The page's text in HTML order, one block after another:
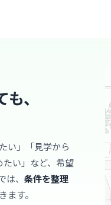
、
い」「見学から
い」など、希望
、 条件を整理
ます。